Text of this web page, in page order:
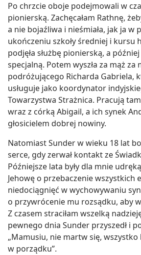
Po chrzcie oboje podejmowali w
pionierską. Zachęcałam Rathnę,
a nie bojaźliwa i nieśmiała, jak ja w
ukończeniu szkoły średniej i kursu
podjęła służbę pionierską, a
specjalną. Potem wyszła za mąż za
podróżującego Richarda Gabriela,
usługuje jako koordynator
Towarzystwa Strażnica. Pracują
wraz z córką Abigail, a ich synek
głosicielem dobrej nowiny.
Natomiast Sunder w wieku 18 lat
serce, gdy zerwał kontakt ze
Późniejsze lata były dla mnie
Jehowę o przebaczenie wszystkich
niedociągnięć w wychowywaniu
o przywrócenie mu rozsądku, aby
Z czasem straciłam wszelką
pewnego dnia Sunder przyszedł i
„Mamusiu, nie martw się, wszystko
w porządku”.